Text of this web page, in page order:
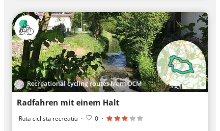
Recreational cycling routes from OCM
Radfahren mit einem Halt
Ruta ciclista recreatiu · 0 ·